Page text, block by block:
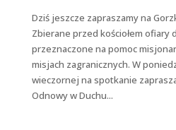
Dziś jeszcze zapraszamy na
Zbierane przed kościołem ofiary
przeznaczone na pomoc
misjach zagranicznych. W
wieczornej na spotkanie
Odnowy w Duchu...